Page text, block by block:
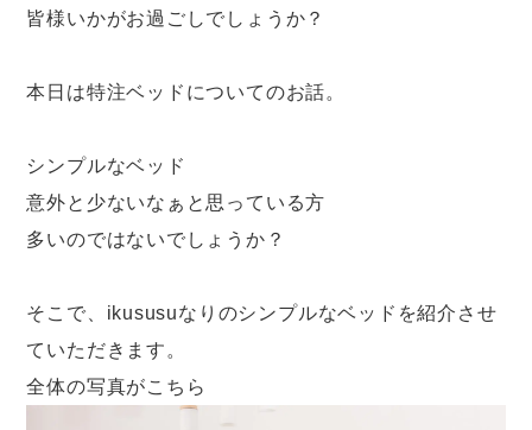
皆様いかがお過ごしでしょうか？
本日は特注ベッドについてのお話。
シンプルなベッド
意外と少ないなぁと思っている方
多いのではないでしょうか？
そこで、ikususuなりのシンプルなベッドを紹介させ
ていただきます。
全体の写真がこちら